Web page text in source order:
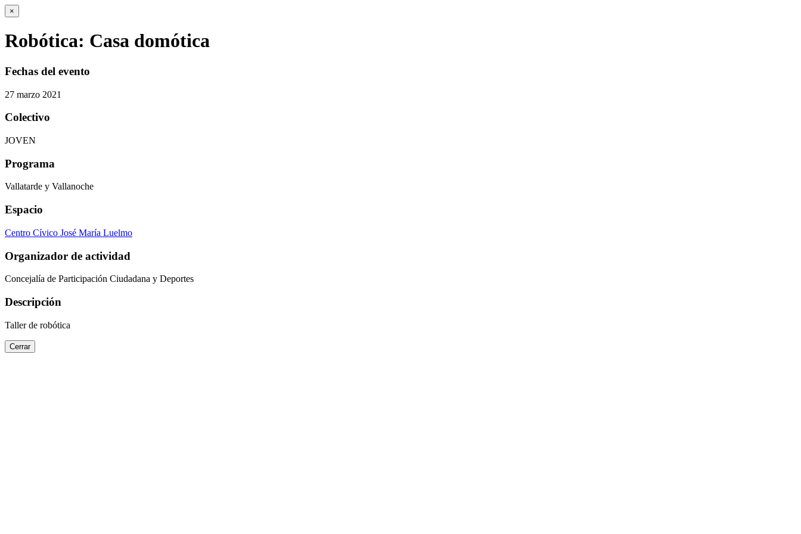
×
Robótica: Casa domótica
Fechas del evento
27 marzo 2021
Colectivo
JOVEN
Programa
Vallatarde y Vallanoche
Espacio
Centro Cívico José María Luelmo
Organizador de actividad
Concejalía de Participación Ciudadana y Deportes
Descripción
Taller de robótica
Cerrar